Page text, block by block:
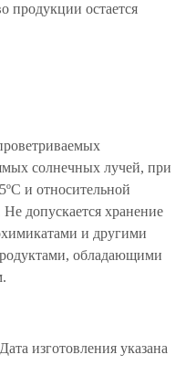
продукции остается
солнечных лучей, при
и относительной
допускается хранение
и другими
обладающими
изготовления указана